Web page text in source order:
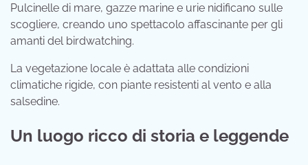
Pulcinelle di mare, gazze marine e urie nidificano sulle
scogliere, creando uno spettacolo affascinante per gli
amanti del birdwatching.
La vegetazione locale è adattata alle condizioni
climatiche rigide, con piante resistenti al vento e alla
salsedine.
Un luogo ricco di storia e leggende